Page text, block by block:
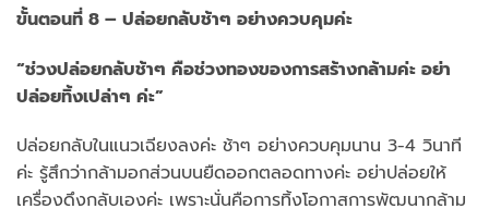
ขั้นตอนที่ 8 – ปล่อยกลับช้าๆ อย่างควบคุมค่ะ
“ช่วงปล่อยกลับช้าๆ คือช่วงทองของการสร้างกล้ามค่ะ อย่า
ปล่อยทิ้งเปล่าๆ ค่ะ”
ปล่อยกลับในแนวเฉียงลงค่ะ ช้าๆ อย่างควบคุมนาน 3-4 วินาที
ค่ะ รู้สึกว่ากล้ามอกส่วนบนยืดออกตลอดทางค่ะ อย่าปล่อยให้
เครื่องดึงกลับเองค่ะ เพราะนั่นคือการทิ้งโอกาสการพัฒนากล้าม